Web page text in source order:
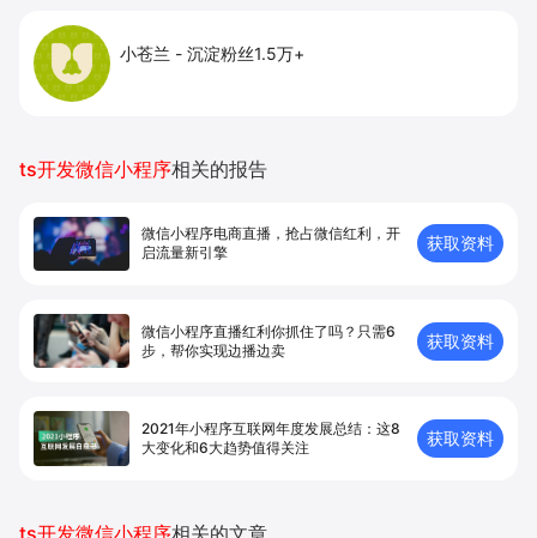
小苍兰 - 沉淀粉丝1.5万+
ts开发微信小程序相关的报告
微信小程序电商直播，抢占微信红利，开
启流量新引擎
获取资料
微信小程序直播红利你抓住了吗？只需6
步，帮你实现边播边卖
获取资料
2021年小程序互联网年度发展总结：这8
大变化和6大趋势值得关注
获取资料
ts开发微信小程序相关的文章